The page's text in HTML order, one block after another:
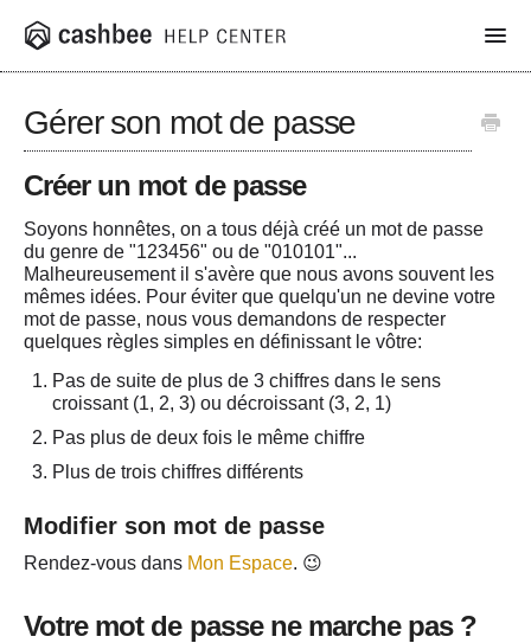
App
Livret Cashbee
Assurance vie
Produits structurés
Cashbee Pro
Contact
Gérer son mot de passe
Créer un mot de passe
Soyons honnêtes, on a tous déjà créé un mot de passe
du genre de "123456" ou de "010101"...
Malheureusement il s'avère que nous avons souvent les
mêmes idées. Pour éviter que quelqu'un ne devine votre
mot de passe, nous vous demandons de respecter
quelques règles simples en définissant le vôtre:
Pas de suite de plus de 3 chiffres dans le sens
croissant (1, 2, 3) ou décroissant (3, 2, 1)
Pas plus de deux fois le même chiffre
Plus de trois chiffres différents
Modifier son mot de passe
Rendez-vous dans Mon Espace. 😉
Votre mot de passe ne marche pas ?